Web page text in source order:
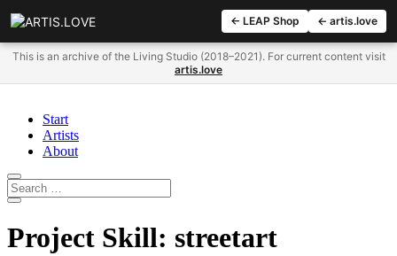
Start
Artists
About
Project Skill: streetart
← LEAP Shop ← artis.love
This is an archive of the Living Studio (2018–2021). For current content visit
artis.love